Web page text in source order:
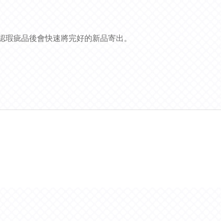
疵品後會快速將完好的新品寄出。